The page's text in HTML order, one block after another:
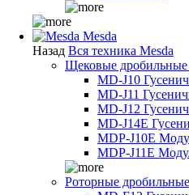
Mesda
Назад Вся техника Mesda
Щековые дробильные
MD-J10
MD-J11
MD-J12
MD-J14E
MDP-J10E
MDP-J11E
Роторные